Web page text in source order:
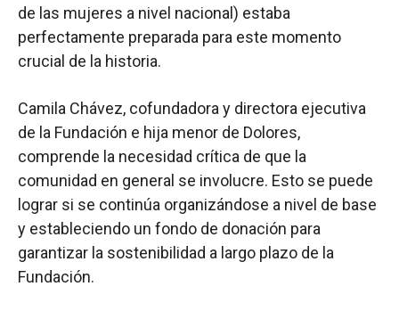
de las mujeres a nivel nacional) estaba
perfectamente preparada para este momento
crucial de la historia.
Camila Chávez, cofundadora y directora ejecutiva
de la Fundación e hija menor de Dolores,
comprende la necesidad crítica de que la
comunidad en general se involucre. Esto se puede
lograr si se continúa organizándose a nivel de base
y estableciendo un fondo de donación para
garantizar la sostenibilidad a largo plazo de la
Fundación.